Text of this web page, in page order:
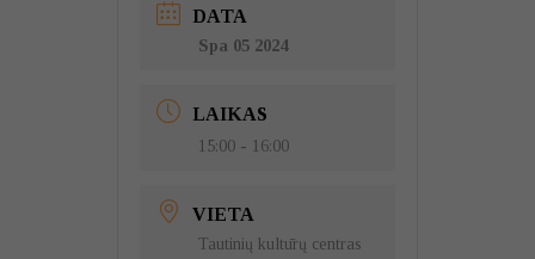
DATA
Spa 05 2024
LAIKAS
15:00 - 16:00
VIETA
Tautinių kultūrų centras